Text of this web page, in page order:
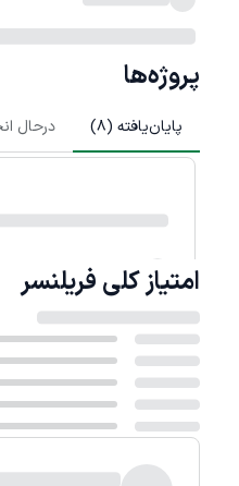
پروژه‌ها
پایان‌یافته (8
) درحال
امتیاز کلی فریلنسر